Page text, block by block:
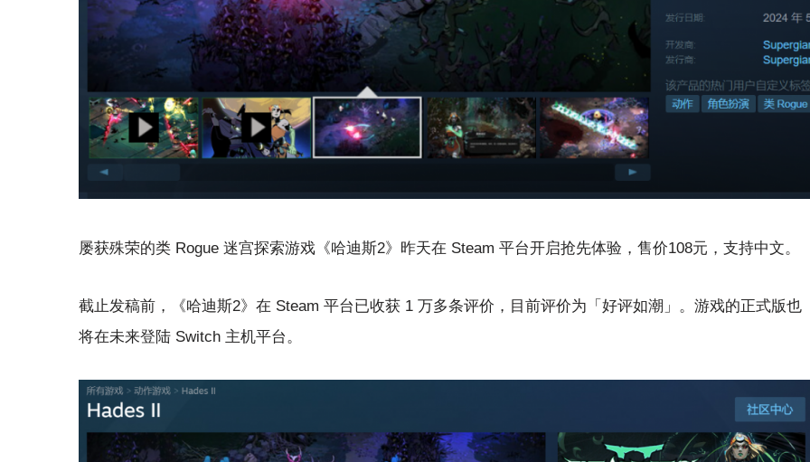
屡获殊荣的类 Rogue 迷宫探索游戏《哈迪斯2》昨天在 Steam 平台开启抢先体验，售价108元，支持中文。
截止发稿前，《哈迪斯2》在 Steam 平台已收获 1 万多条评价，目前评价为「好评如潮」。游戏的正式版也
将在未来登陆 Switch 主机平台。